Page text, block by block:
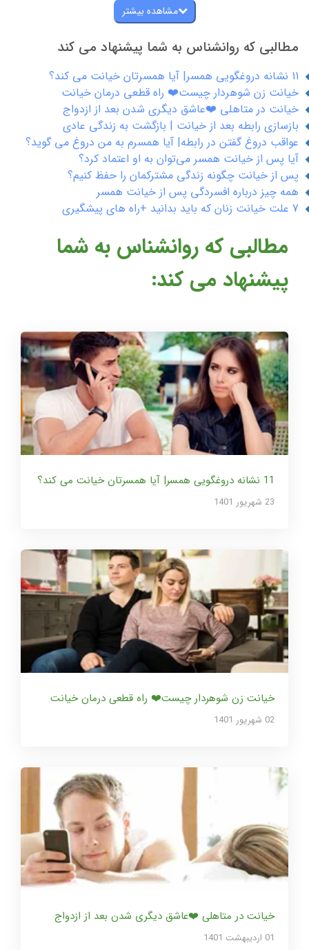
مشاهده بیشتر
مطالبی که روانشناس به شما پیشنهاد می کند
11 نشانه دروغگویی همسر| آیا همسرتان خیانت می کند؟
خیانت زن شوهردار چیست❤️ راه قطعی درمان خیانت
خیانت در متاهلی ❤️عاشق دیگری شدن بعد از ازدواج
بازسازی رابطه بعد از خیانت | بازگشت به زندگی عادی
عواقب دروغ گفتن در رابطه| آیا همسرم به من دروغ می گوید؟
آیا پس‌ از خیانت همسر می‌توان به او اعتماد کرد؟
پس از خیانت چگونه زندگی مشترکمان را حفظ کنیم؟
همه چیز درباره افسردگی پس از خیانت همسر
7 علت خیانت زنان که باید بدانید +راه های پیشگیری
مطالبی که روانشناس به شما
پیشنهاد می کند:
11 نشانه دروغگویی همسر| آیا همسرتان خیانت می کند؟
23 شهریور 1401
خیانت زن شوهردار چیست❤️ راه قطعی درمان خیانت
02 شهریور 1401
خیانت در متاهلی ❤️عاشق دیگری شدن بعد از ازدواج
01 ارديبهشت 1401